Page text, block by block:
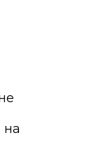
на